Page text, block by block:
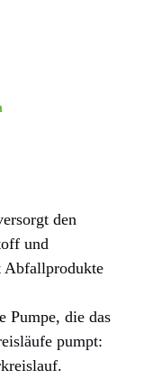
den
und
Abfallprodukte
Pumpe, die das
pumpt: